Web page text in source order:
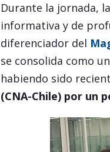
Durante la jornada,
informativa y de
diferenciador del
se consolida como
habiendo sido
(CNA-Chile) por un